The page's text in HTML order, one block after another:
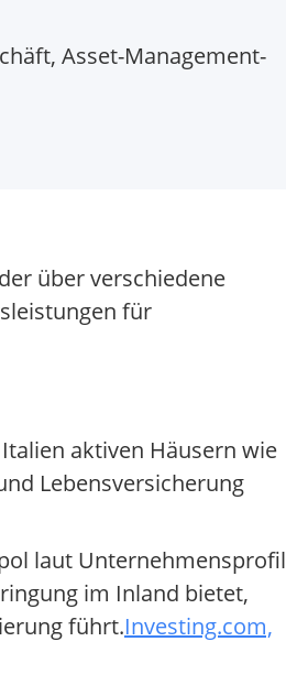
Asset-Management-
über verschiedene
für
aktiven Häusern wie
Lebensversicherung
laut Unternehmensprofil
im Inland bietet,
führt.Investing.com,